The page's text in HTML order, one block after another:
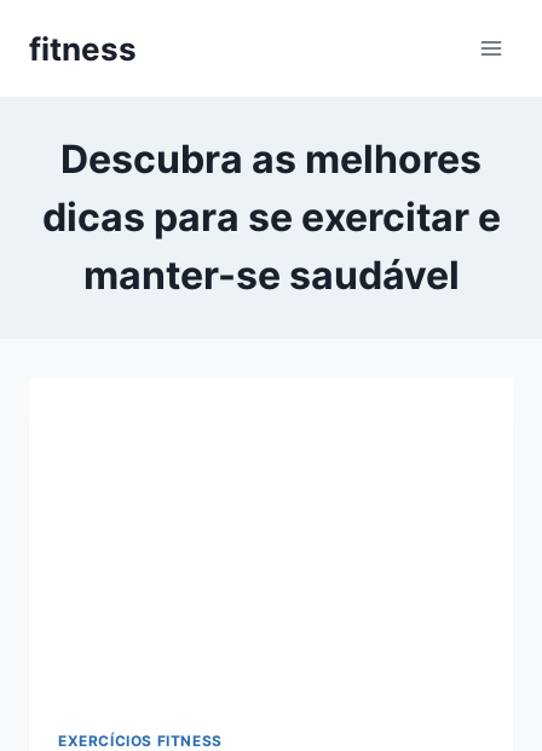
parafitness
Descubra as melhores
dicas para se exercitar e
manter-se saudável
EXERCÍCIOS FITNESS